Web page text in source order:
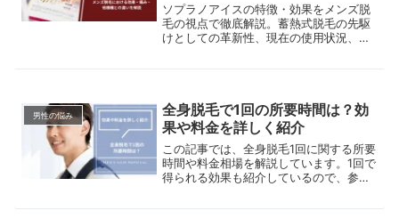
ソプラノアイスの特徴・効果をメンズ脱
毛の視点で徹底解説。蓄熱式脱毛の先駆
けとしての革新性、現在の使用状況、最
男性の悩み
全身脱毛で1回の所要時間は？効
果や料金を詳しく紹介
この記事では、全身脱毛1回に関する所要
時間や料金相場を解説しています。1回で
得られる効果も紹介しているので、参考